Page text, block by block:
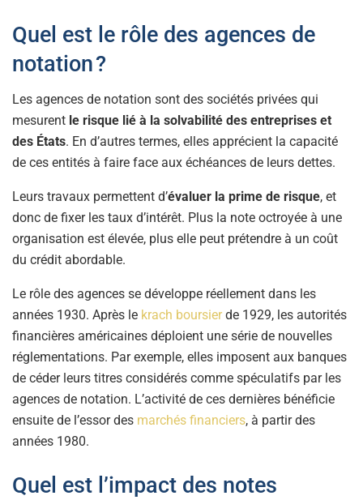
Quel est le rôle des agences de
notation ?
Les agences de notation sont des sociétés privées qui
mesurent le risque lié à la solvabilité des entreprises et
des États. En d’autres termes, elles apprécient la capacité
de ces entités à faire face aux échéances de leurs dettes.
Leurs travaux permettent d’évaluer la prime de risque, et
donc de fixer les taux d’intérêt. Plus la note octroyée à une
organisation est élevée, plus elle peut prétendre à un coût
du crédit abordable.
Le rôle des agences se développe réellement dans les
années 1930. Après le krach boursierde 1929, les autorités
financières américaines déploient une série de nouvelles
réglementations. Par exemple, elles imposent aux banques
de céder leurs titres considérés comme spéculatifs par les
agences de notation. L’activité de ces dernières bénéficie
ensuite de l’essor des marchés financiers, à partir des
années 1980.
Quel est l’impact des notes